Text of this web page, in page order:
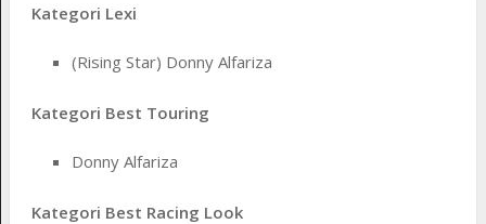
Kategori Lexi
(Rising Star) Donny Alfariza
Kategori Best Touring
Donny Alfariza
Kategori Best Racing Look